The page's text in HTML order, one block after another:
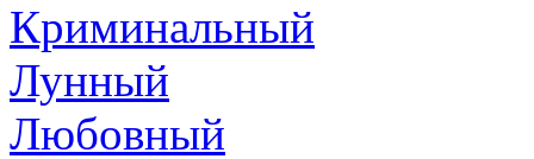
Криминальный
Лунный
Любовный